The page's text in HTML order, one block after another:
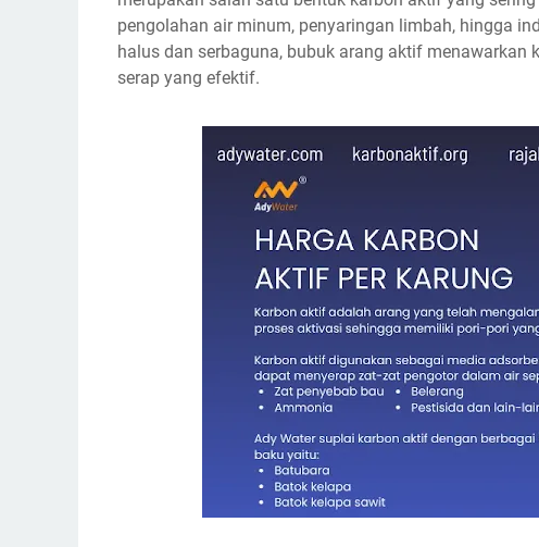
pengolahan air minum, penyaringan limbah, hingga
halus dan serbaguna, bubuk arang aktif
serap yang efektif.